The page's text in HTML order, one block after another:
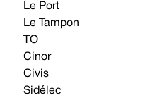
Le Port
Le Tampon
TO
Cinor
Civis
Sidélec